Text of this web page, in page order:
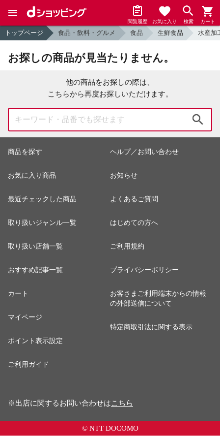
閲覧履歴 お気に入り 検索 カート
トップページ 食品・飲料・グルメ 食品 生鮮食品 水産加
お探しの商品が見当たりません。
他の商品をお探しの際は、
こちらから再度お探しいただけます。
商品を探す
お気に入り商品
最近チェックした商品
取り扱いジャンル一覧
取り扱い店舗一覧
おすすめ記事一覧
カート
マイページ
ポイント表示設定
ご利用ガイド
ヘルプ／お問い合わせ
お知らせ
よくあるご質問
はじめての方へ
ご利用規約
プライバシーポリシー
お客さまご利用端末からの情報
の外部送信について
特定商取引法に関する表示
※出店に関するお問い合わせはこちら
© NTT DOCOMO